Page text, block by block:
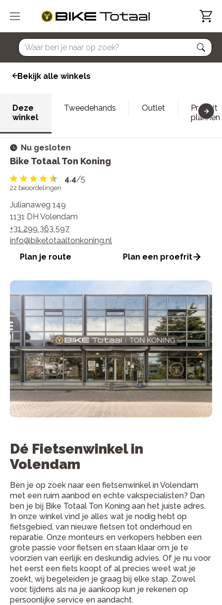
home
Bekijk alle winkels
Deze
winkel
Tweedehands Outlet
Proefrit
plannen
Nu gesloten
Bike Totaal Ton Koning
4.4/5
22 beoordelingen
Julianaweg 149
1131 DH Volendam
+31 299 363 597
info@biketotaaltonkoning.nl
Plan je route
Plan een proefrit
Dé Fietsenwinkel in
Volendam
Ben je op zoek naar een fietsenwinkel in Volendam
met een ruim aanbod en echte vakspecialisten? Dan
ben je bij Bike Totaal Ton Koning aan het juiste adres.
In onze winkel vind je alles wat je nodig hebt op
fietsgebied, van nieuwe fietsen tot onderhoud en
reparatie. Onze monteurs en verkopers hebben een
grote passie voor fietsen en staan klaar om je te
voorzien van eerlijk en deskundig advies. Of je nu voor
het eerst een fiets koopt of al precies weet wat je
zoekt, wij begeleiden je graag bij elke stap. Zowel
voor, tijdens als na je aankoop kun je rekenen op
persoonlijke service en aandacht.